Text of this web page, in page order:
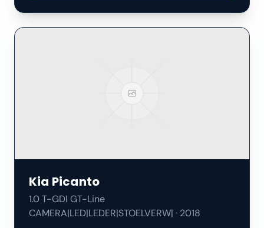
Kia Picanto
1.0 T-GDI GT-Line
CAMERA|LED|LEDER|STOELVERW| · 2018